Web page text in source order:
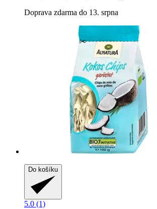
Doprava zdarma do 13. srpna
Do košíku
5.0 (1)